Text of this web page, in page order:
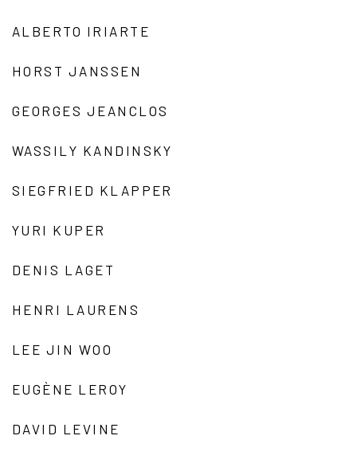
ALBERTO IRIARTE
HORST JANSSEN
GEORGES JEANCLOS
WASSILY KANDINSKY
SIEGFRIED KLAPPER
YURI KUPER
DENIS LAGET
HENRI LAURENS
LEE JIN WOO
EUGÈNE LEROY
DAVID LEVINE